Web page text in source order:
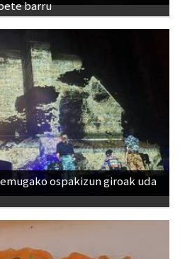
barru
ospakizun giroak uda